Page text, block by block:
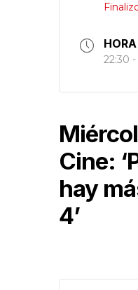
HORA
22:30 -
Cine:
hay
4’